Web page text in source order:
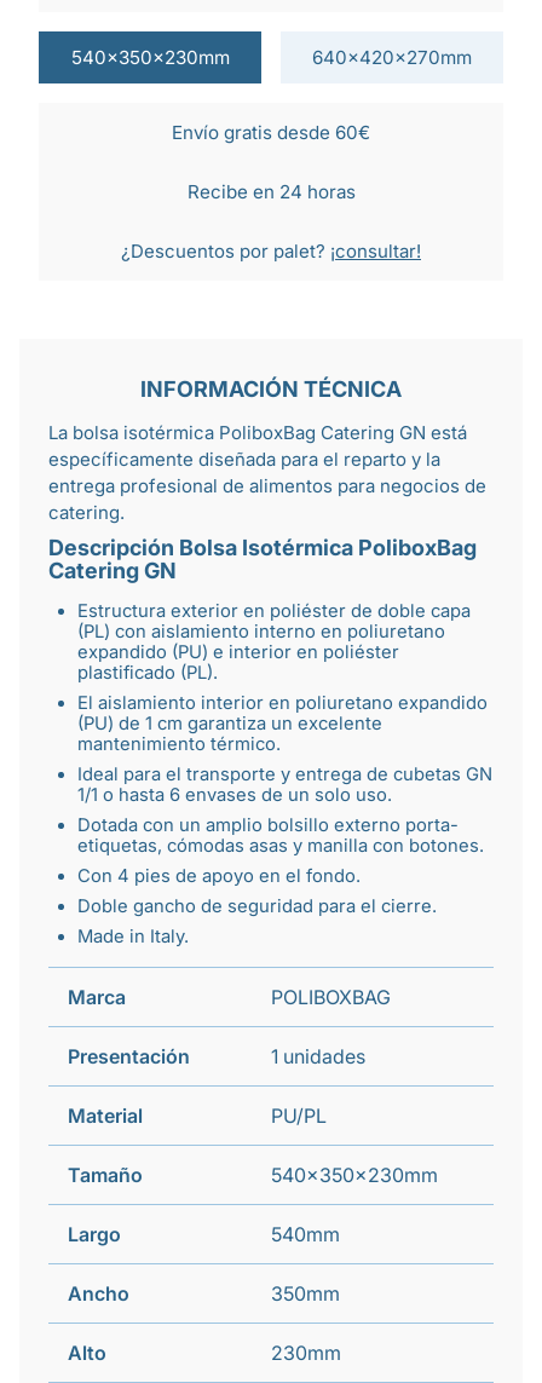
540x350x230mm 640x420x270mm
Envío gratis desde 60€
Recibe en 24 horas
¿Descuentos por palet? ¡consultar!
INFORMACIÓN TÉCNICA
La bolsa isotérmica PoliboxBag Catering GN está
específicamente diseñada para el reparto y la
entrega profesional de alimentos para negocios de
catering.
Descripción Bolsa Isotérmica PoliboxBag
Catering GN
Estructura exterior en poliéster de doble capa
(PL) con aislamiento interno en poliuretano
expandido (PU) e interior en poliéster
plastificado (PL).
El aislamiento interior en poliuretano expandido
(PU) de 1 cm garantiza un excelente
mantenimiento térmico.
Ideal para el transporte y entrega de cubetas GN
1/1 o hasta 6 envases de un solo uso.
Dotada con un amplio bolsillo externo porta-
etiquetas, cómodas asas y manilla con botones.
Con 4 pies de apoyo en el fondo.
Doble gancho de seguridad para el cierre.
Made in Italy.
Marca POLIBOXBAG
Presentación 1 unidades
Material PU/PL
Tamaño 540x350x230mm
Largo 540mm
Ancho 350mm
Alto 230mm